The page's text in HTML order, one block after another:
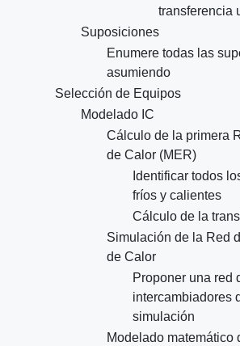
transferencia
Suposiciones
Enumere todas las
asumiendo
Selección de Equipos
Modelado IC
Cálculo de la primera
de Calor (MER)
Identificar todos
fríos y calientes
Cálculo de la
Simulación de la Red
de Calor
Proponer una red
intercambiadores
simulación
Modelado matemático